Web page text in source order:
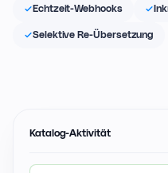
Echtzeit-Webhooks
Selektive Re-Übersetzung
Katalog-Aktivität